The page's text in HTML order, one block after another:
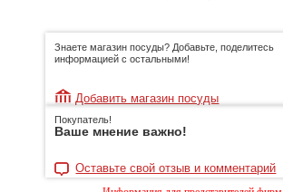
Знаете магазин посуды? Добавьте, поделитесь
информацией с остальными!
Добавить магазин посуды
Покупатель!
Ваше мнение важно!
Оставьте свой отзыв и комментарий